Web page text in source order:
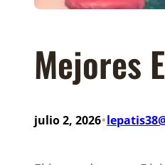
Mejores
julio 2, 2026•